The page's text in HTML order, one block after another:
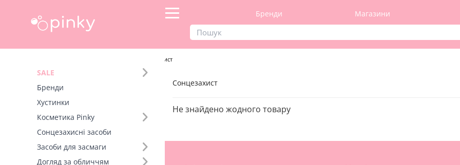
Бренди Магазини
SALE
Бренди
Хустинки
Косметика Pinky
Сонцезахисні засоби
Засоби для засмаги
Догляд за обличчям
Сонцезахист
Сонцезахист
Не знайдено жодного товару